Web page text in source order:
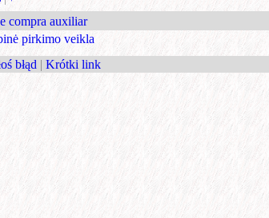
compra auxiliar
pirkimo veikla
błąd | Krótki link